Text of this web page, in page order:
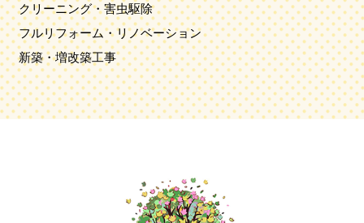
クリーニング・害虫駆除
フルリフォーム・リノベーション
新築・増改築工事